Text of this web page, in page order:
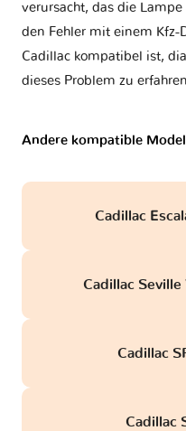
verursacht, das die
den Fehler mit einem Kfz-
Cadillac kompatibel ist,
dieses Problem zu
Andere kompatible
Cadillac
Cadillac
Cadillac
Cadillac